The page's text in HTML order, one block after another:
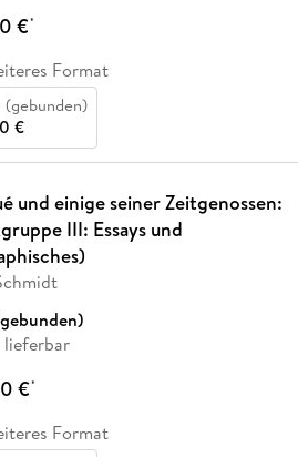
€*
Format
(gebunden)
€
und einige seiner Zeitgenossen:
III: Essays und
€*
Format